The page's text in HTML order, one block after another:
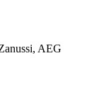
AEG